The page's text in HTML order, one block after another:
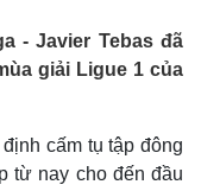
- Javier Tebas đã
giải Ligue 1 của
cấm tụ tập đông
từ nay cho đến đầu